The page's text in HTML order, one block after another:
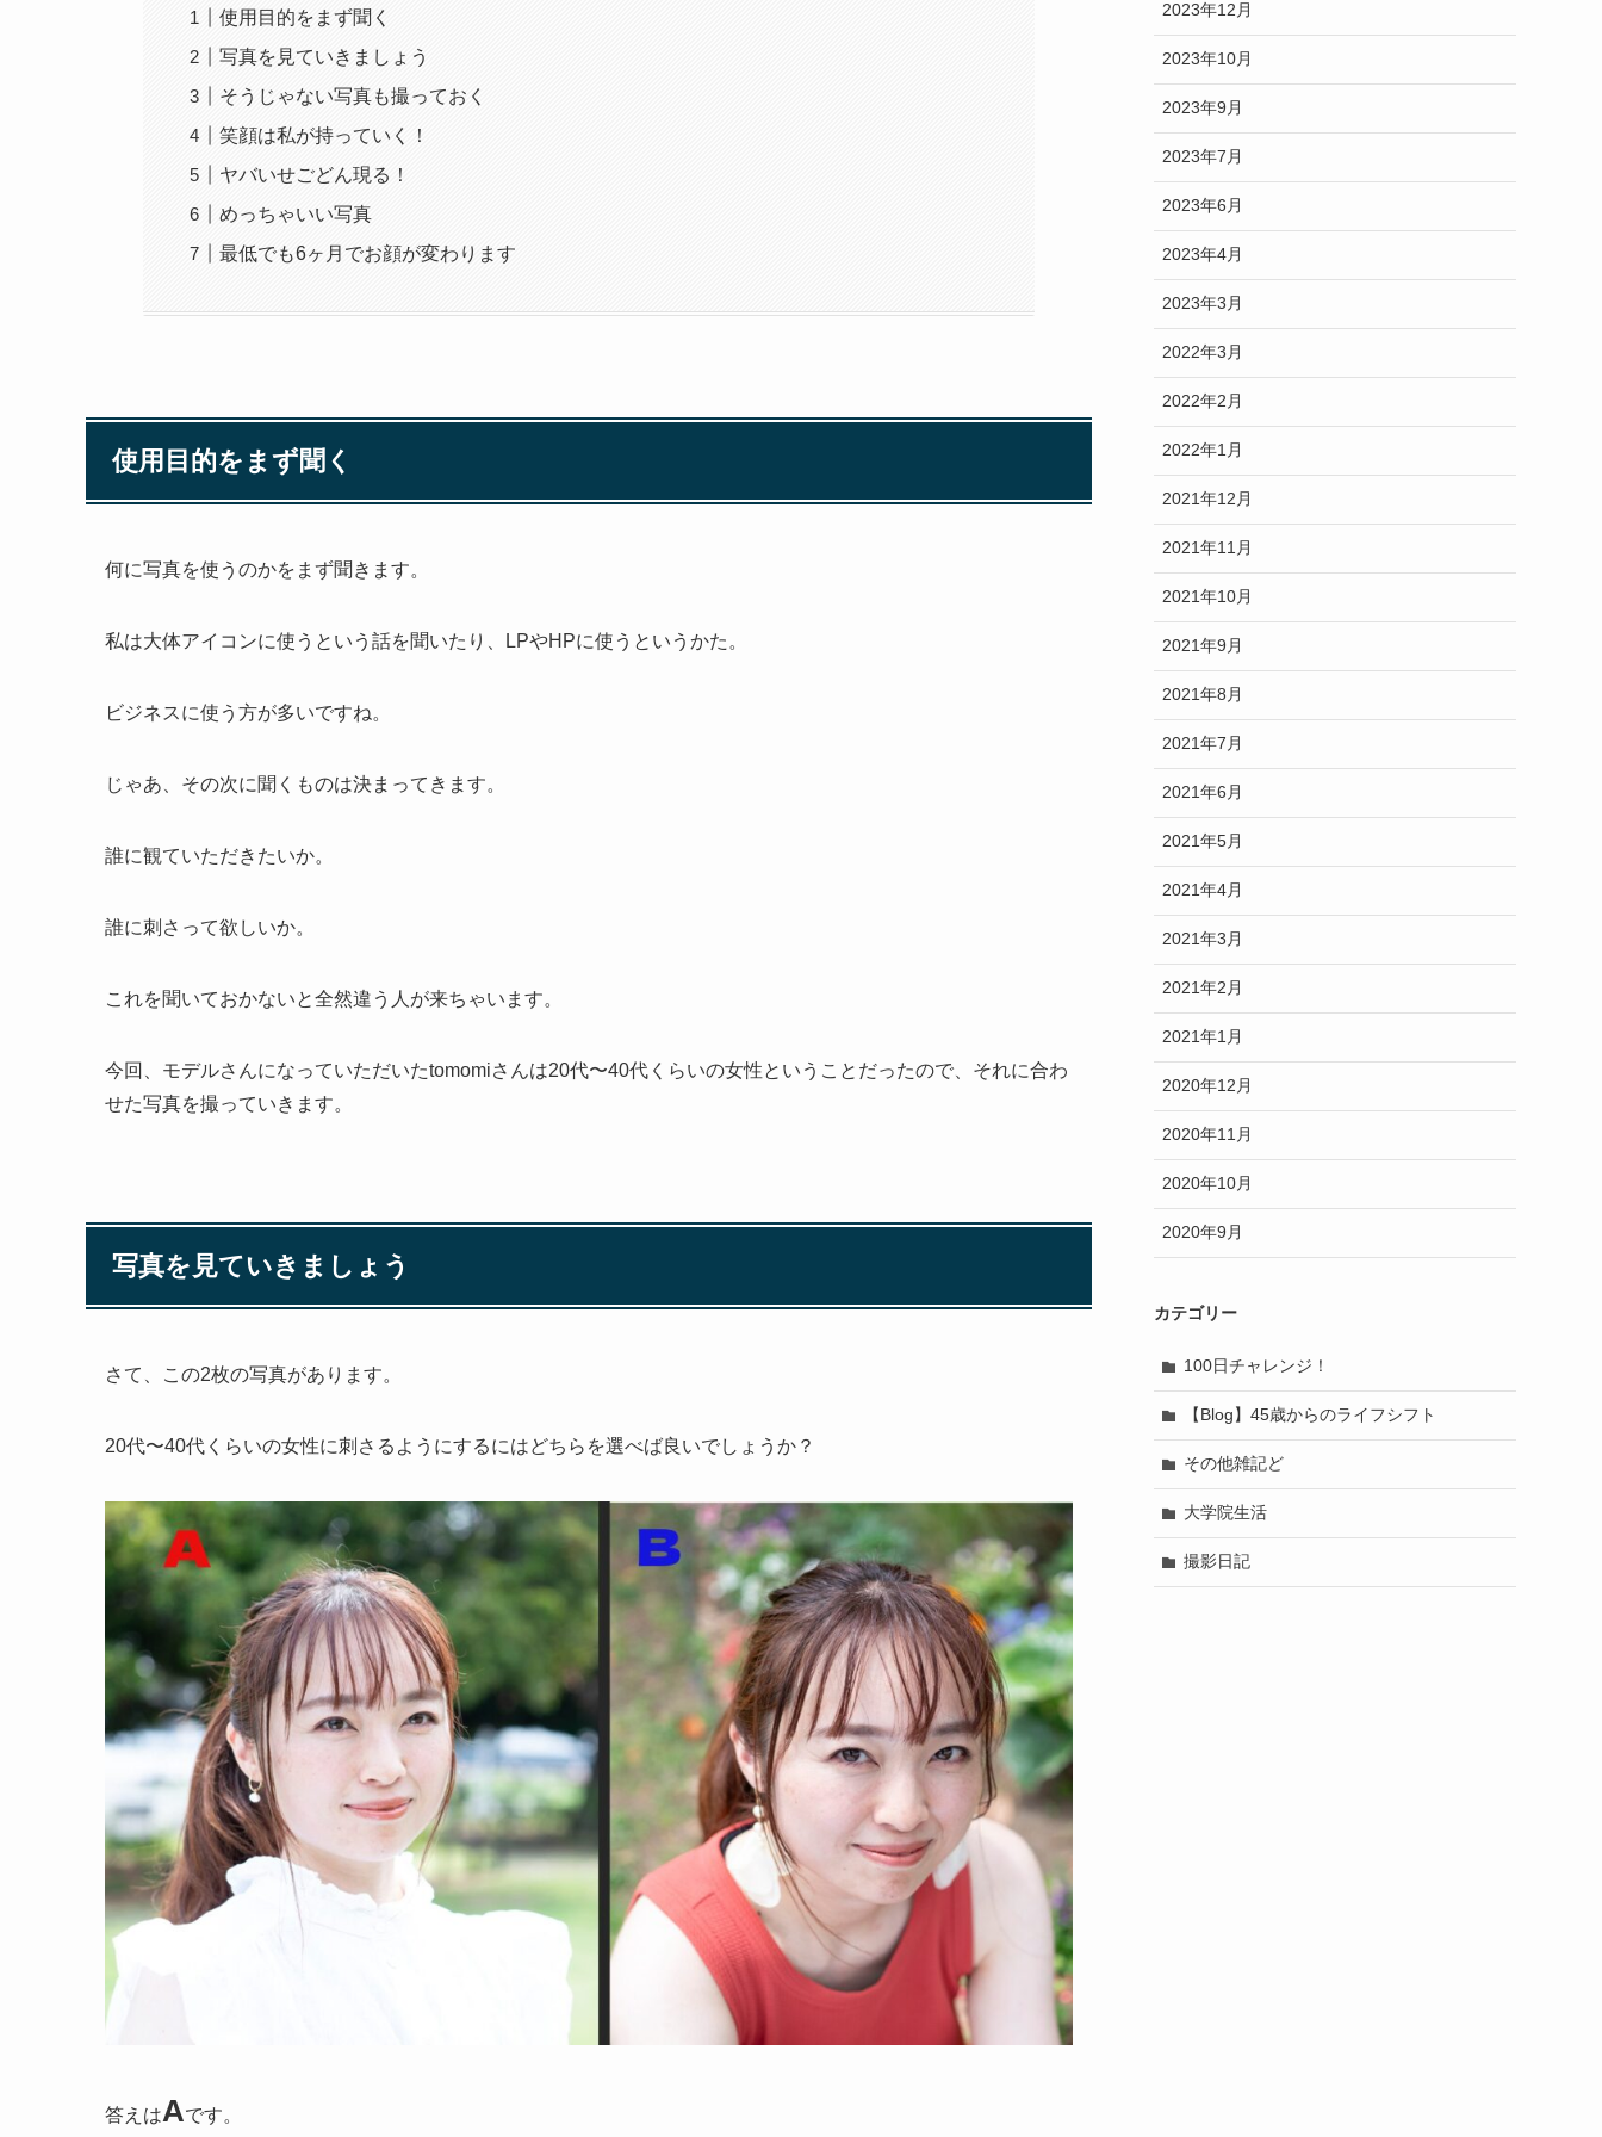
使用目的をまず聞く
写真を見ていきましょう
そうじゃない写真も撮っておく
笑顔は私が持っていく！
ヤバいせごどん現る！
めっちゃいい写真
最低でも6ヶ月でお顔が変わります
使用目的をまず聞く
何に写真を使うのかをまず聞きます。
私は大体アイコンに使うという話を聞いたり、LPやHPに使うというかた。
ビジネスに使う方が多いですね。
じゃあ、その次に聞くものは決まってきます。
誰に観ていただきたいか。
誰に刺さって欲しいか。
これを聞いておかないと全然違う人が来ちゃいます。
今回、モデルさんになっていただいたtomomiさんは20代〜40代くらいの女性ということだったので、それに合わ
せた写真を撮っていきます。
写真を見ていきましょう
さて、この2枚の写真があります。
20代〜40代くらいの女性に刺さるようにするにはどちらを選べば良いでしょうか？
答えはAです。
2023年12月
2023年10月
2023年9月
2023年7月
2023年6月
2023年4月
2023年3月
2022年3月
2022年2月
2022年1月
2021年12月
2021年11月
2021年10月
2021年9月
2021年8月
2021年7月
2021年6月
2021年5月
2021年4月
2021年3月
2021年2月
2021年1月
2020年12月
2020年11月
2020年10月
2020年9月
カテゴリー
100日チャレンジ！
【Blog】45歳からのライフシフト
その他雑記ど
大学院生活
撮影日記